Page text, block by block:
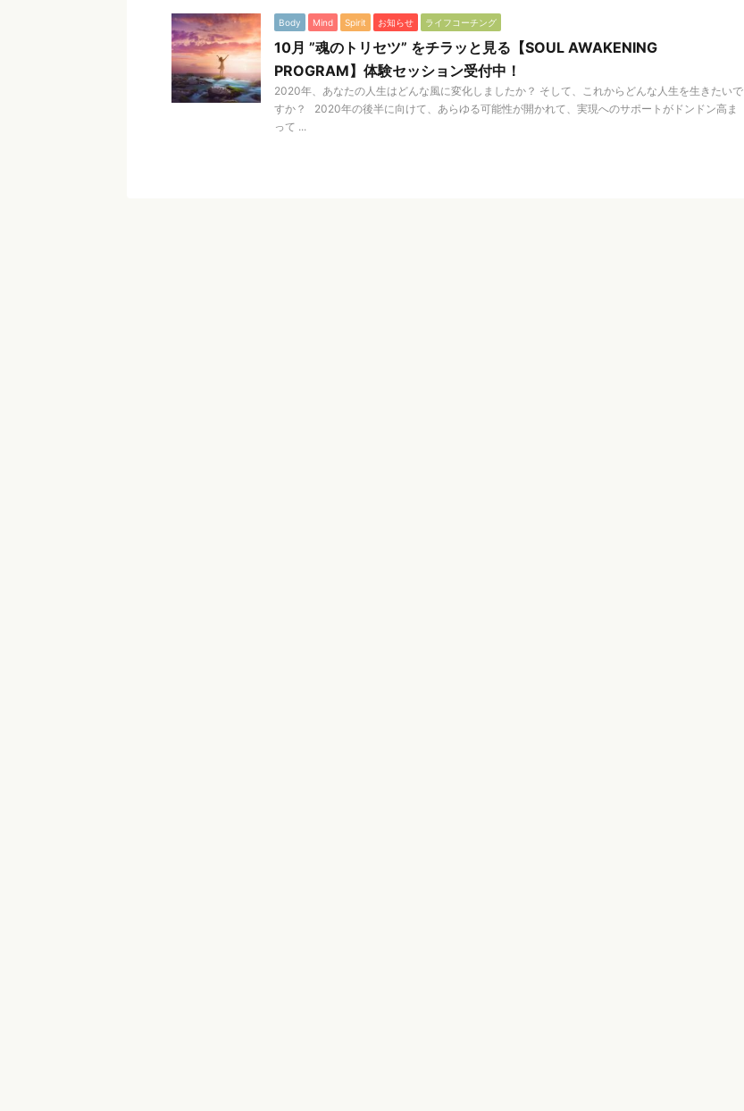
Body Mind Spirit お知らせ ライフコーチング
10月 ”魂のトリセツ” をチラッと見る【SOUL AWAKENING
PROGRAM】体験セッション受付中！
2020年、あなたの人生はどんな風に変化しましたか？ そして、これからどんな人生を生きたいで
すか？ 2020年の後半に向けて、あらゆる可能性が開かれて、実現へのサポートがドンドン高ま
って ...